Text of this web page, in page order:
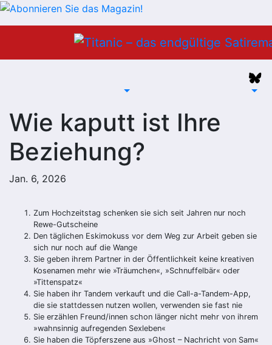
Wie kaputt ist Ihre
Beziehung?
Jan. 6, 2026
Zum Hochzeitstag schenken sie sich seit Jahren nur noch
Rewe-Gutscheine
Den täglichen Eskimokuss vor dem Weg zur Arbeit geben sie
sich nur noch auf die Wange
Sie geben ihrem Partner in der Öffentlichkeit keine kreativen
Kosenamen mehr wie »Träumchen«, »Schnuffelbär« oder
»Tittenspatz«
Sie haben ihr Tandem verkauft und die Call-a-Tandem-App,
die sie stattdessen nutzen wollen, verwenden sie fast nie
Sie erzählen Freund/innen schon länger nicht mehr von ihrem
»wahnsinnig aufregenden Sexleben«
Sie haben die Töpferszene aus »Ghost – Nachricht von Sam«